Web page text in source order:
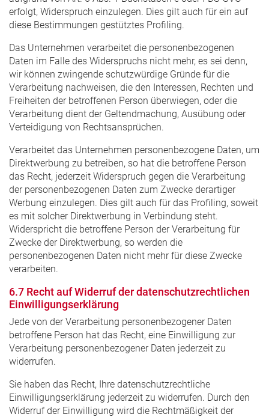
erfolgt, Widerspruch einzulegen. Dies gilt auch für ein auf
diese Bestimmungen gestütztes Profiling.
Das Unternehmen verarbeitet die personenbezogenen
Daten im Falle des Widerspruchs nicht mehr, es sei denn,
wir können zwingende schutzwürdige Gründe für die
Verarbeitung nachweisen, die den Interessen, Rechten und
Freiheiten der betroffenen Person überwiegen, oder die
Verarbeitung dient der Geltendmachung, Ausübung oder
Verteidigung von Rechtsansprüchen.
Verarbeitet das Unternehmen personenbezogene Daten, um
Direktwerbung zu betreiben, so hat die betroffene Person
das Recht, jederzeit Widerspruch gegen die Verarbeitung
der personenbezogenen Daten zum Zwecke derartiger
Werbung einzulegen. Dies gilt auch für das Profiling, soweit
es mit solcher Direktwerbung in Verbindung steht.
Widerspricht die betroffene Person der Verarbeitung für
Zwecke der Direktwerbung, so werden die
personenbezogenen Daten nicht mehr für diese Zwecke
verarbeiten.
6.7 Recht auf Widerruf der datenschutzrechtlichen
Einwilligungserklärung
Jede von der Verarbeitung personenbezogener Daten
betroffene Person hat das Recht, eine Einwilligung zur
Verarbeitung personenbezogener Daten jederzeit zu
widerrufen.
Sie haben das Recht, Ihre datenschutzrechtliche
Einwilligungserklärung jederzeit zu widerrufen. Durch den
Widerruf der Einwilligung wird die Rechtmäßigkeit der